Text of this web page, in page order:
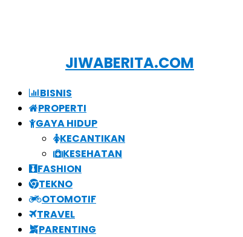
JIWABERITA.COM
BISNIS
PROPERTI
GAYA HIDUP
KECANTIKAN
KESEHATAN
FASHION
TEKNO
OTOMOTIF
TRAVEL
PARENTING